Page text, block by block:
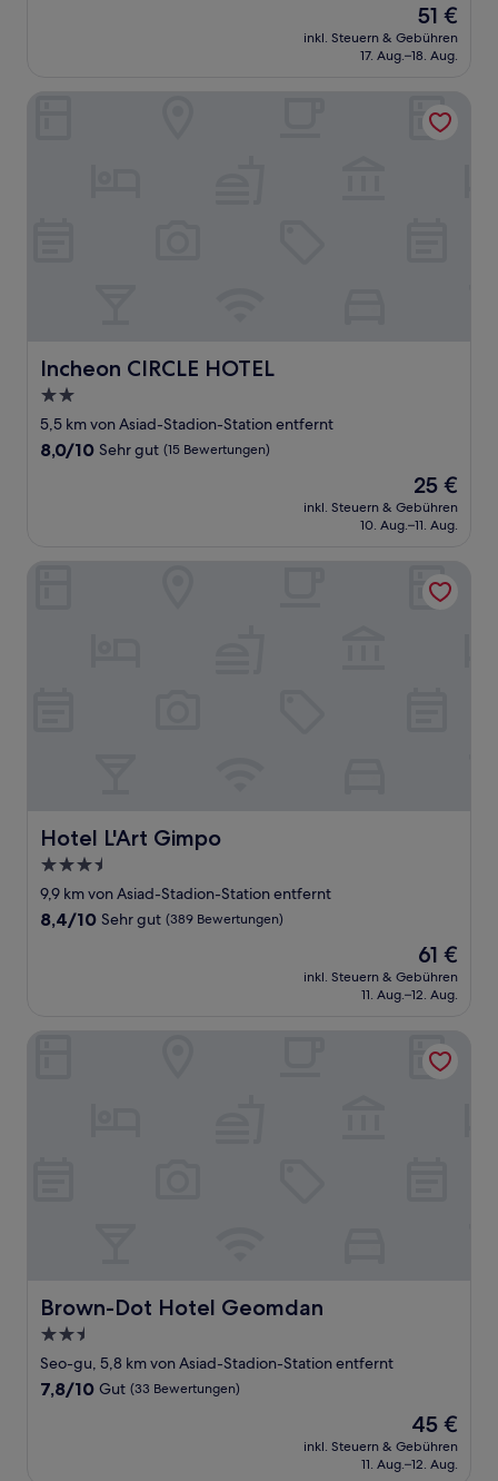
Bewertungen)
Der
Preis
beträgt
51 €
inkl. Steuern & Gebühren
17. Aug.–18. Aug.
Incheon CIRCLE HOTEL
Incheon CIRCLE HOTEL
2.0-
Sterne-
Unterkunft
5,5 km von Asiad-Stadion-Station entfernt
8.0
Bewertungen)
8,0/10 Sehr gut (15 Bewertungen)
Der
Preis
beträgt
25 €
inkl. Steuern & Gebühren
10. Aug.–11. Aug.
Hotel L'Art Gimpo
Hotel L'Art Gimpo
3.5-
Sterne-
Unterkunft
9,9 km von Asiad-Stadion-Station entfernt
8.4
Bewertungen)
8,4/10 Sehr gut (389 Bewertungen)
Der
Preis
beträgt
61 €
inkl. Steuern & Gebühren
11. Aug.–12. Aug.
Brown-Dot Hotel Geomdan
Brown-Dot Hotel Geomdan
2.5-
Sterne-
Unterkunft
Seo-gu, 5,8 km von Asiad-Stadion-Station entfernt
7.8
7,8/10 Gut (33 Bewertungen)
Der
Preis
beträgt
45 €
inkl. Steuern & Gebühren
11. Aug.–12. Aug.